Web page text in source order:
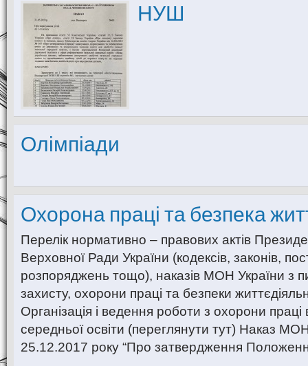
НУШ
Олімпіади
Охорона праці та безпека
Перелік нормативно – правових актів
Верховної Ради України (кодексів, законів,
розпоряджень тощо), наказів МОН України з
захисту, охорони праці та безпеки
Організація і ведення роботи з охорони праці
середньої освіти (переглянути тут) Наказ
25.12.2017 року “Про затвердження